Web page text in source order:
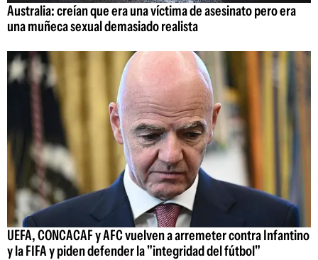
Australia: creían que era una víctima de asesinato pero era
una muñeca sexual demasiado realista
UEFA, CONCACAF y AFC vuelven a arremeter contra Infantino
y la FIFA y piden defender la "integridad del fútbol"